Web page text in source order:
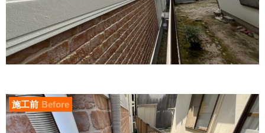
施工前 Before